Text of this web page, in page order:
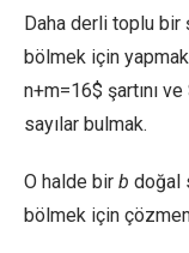
Daha derli toplu bir
bölmek için
n+m=16$ şartını
sayılar bulmak.
O halde bir b doğal
bölmek için